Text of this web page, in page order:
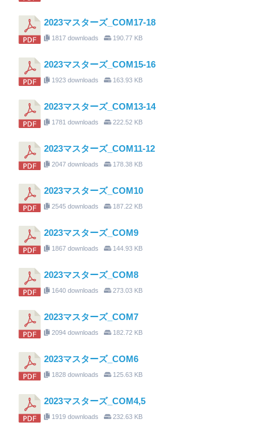
2023マスターズ_COM17-18
1817 downloads 190.77 KB
2023マスターズ_COM15-16
1923 downloads 163.93 KB
2023マスターズ_COM13-14
1781 downloads 222.52 KB
2023マスターズ_COM11-12
2047 downloads 178.38 KB
2023マスターズ_COM10
2545 downloads 187.22 KB
2023マスターズ_COM9
1867 downloads 144.93 KB
2023マスターズ_COM8
1640 downloads 273.03 KB
2023マスターズ_COM7
2094 downloads 182.72 KB
2023マスターズ_COM6
1828 downloads 125.63 KB
2023マスターズ_COM4,5
1919 downloads 232.63 KB